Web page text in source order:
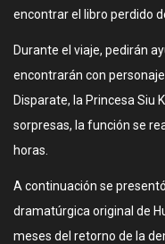
encontrar el libro perdido
Durante el viaje, pedirán
encontrarán con
Disparate, la Princesa Siu
sorpresas, la función se
horas.
A continuación se
dramatúrgica original de
meses del retorno de la